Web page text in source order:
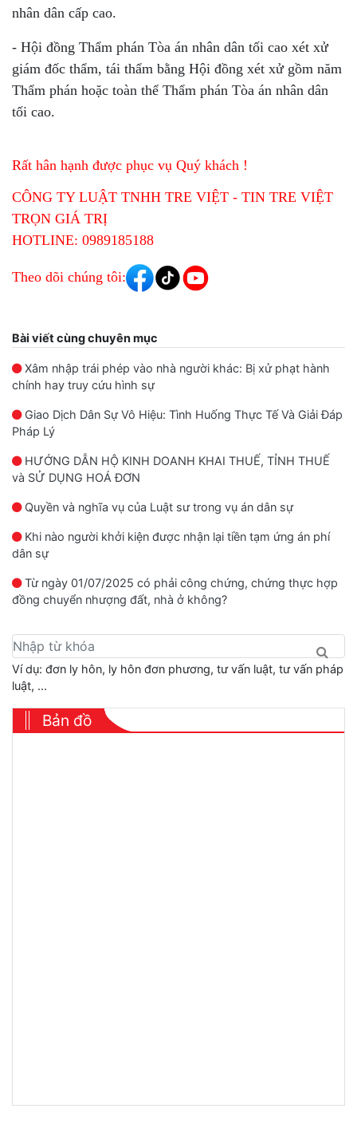
nhân dân cấp cao.
- Hội đồng Thẩm phán Tòa án nhân dân tối cao xét xử
giám đốc thẩm, tái thẩm bằng Hội đồng xét xử gồm năm
Thẩm phán hoặc toàn thể Thẩm phán Tòa án nhân dân
tối cao.
Rất hân hạnh được phục vụ Quý khách !
CÔNG TY LUẬT TNHH TRE VIỆT - TIN TRE VIỆT
TRỌN GIÁ TRỊ
HOTLINE: 0989185188
Theo dõi chúng tôi:
Bài viết cùng chuyên mục
Xâm nhập trái phép vào nhà người khác: Bị xử phạt hành
chính hay truy cứu hình sự
Giao Dịch Dân Sự Vô Hiệu: Tình Huống Thực Tế Và Giải Đáp
Pháp Lý
HƯỚNG DẪN HỘ KINH DOANH KHAI THUẾ, TỈNH THUẾ
và SỬ DỤNG HOÁ ĐƠN
Quyền và nghĩa vụ của Luật sư trong vụ án dân sự
Khi nào người khởi kiện được nhận lại tiền tạm ứng án phí
dân sự
Từ ngày 01/07/2025 có phải công chứng, chứng thực hợp
đồng chuyển nhượng đất, nhà ở không?
Ví dụ: đơn ly hôn, ly hôn đơn phương, tư vấn luật, tư vấn pháp
luật, ...
Bản đồ